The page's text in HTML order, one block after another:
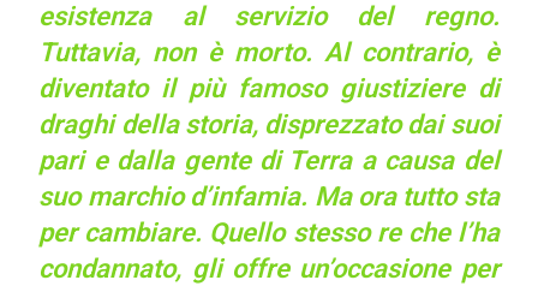
esistenza al servizio del regno.
Tuttavia, non è morto. Al contrario, è
diventato il più famoso giustiziere di
draghi della storia, disprezzato dai suoi
pari e dalla gente di Terra a causa del
suo marchio d’infamia. Ma ora tutto sta
per cambiare. Quello stesso re che l’ha
condannato, gli offre un’occasione per